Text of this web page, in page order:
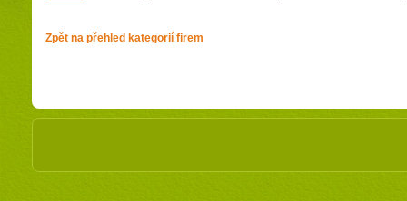
Zpět na přehled kategorií firem